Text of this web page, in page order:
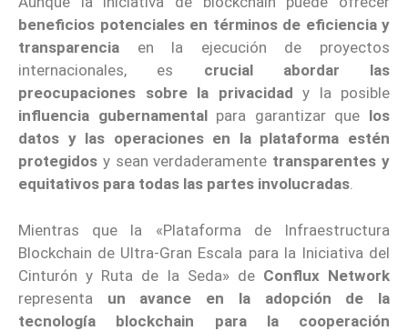
beneficios potenciales en términos de eficiencia y
transparencia en la ejecución de proyectos
internacionales, es crucial abordar las
preocupaciones sobre la privacidad y la posible
influencia gubernamentalpara garantizar que los
datos y las operaciones en la plataforma estén
protegidos y sean verdaderamente transparentes y
equitativos para todas las partes involucradas.
Mientras que la «Plataforma de Infraestructura
Blockchain de Ultra-Gran Escala para la Iniciativa del
Cinturón y Ruta de la Seda» deConflux Network
representa un avance en la adopción de la
tecnología blockchain para la cooperación